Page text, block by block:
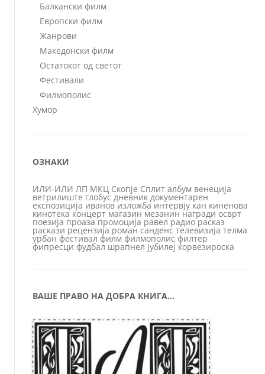
Балкански филм
Европски филм
Жанрови
Македонски филм
Остатокот од светот
Фестивали
Филмополис
Хумор
ОЗНАКИ
ИЛИ-ИЛИ ЛП МКЦ Скопје Сплит албум венеција
ветрилиште глобус дневник документарен
експозиција иванов изложба интервју кан киненова
кинотека концерт магазин мезанин награди осврт
поезија проаза промоција равел радио расказ
раскази рецензија роман санденс телевизија телма
урбан фестивал филм филмополис филтер
фипресци фудбал шрапнел јубилеј ќорвезироска
ВАШЕ ПРАВО НА ДОБРА КНИГА…